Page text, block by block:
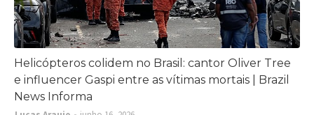
Helicópteros colidem no Brasil: cantor Oliver Tree
e influencer Gaspi entre as vítimas mortais | Brazil
News Informa